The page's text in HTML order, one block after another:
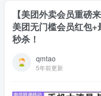
【美团外卖会员重磅
美团无门槛会员红包
秒杀！
qmtao
5年前更新